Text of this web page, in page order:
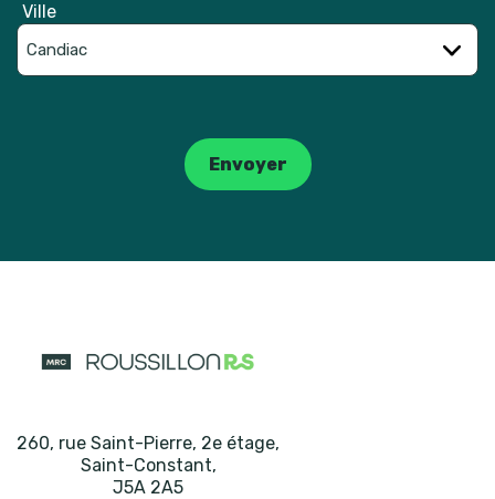
Ville
Envoyer
260, rue Saint-Pierre, 2e étage,
Saint-Constant,
J5A 2A5